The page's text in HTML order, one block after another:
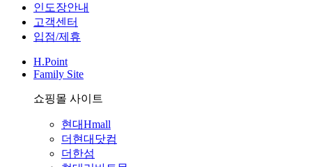
인도장안내
고객센터
입점/제휴
H.Point
Family Site
쇼핑몰 사이트
현대Hmall
더현대닷컴
더한섬